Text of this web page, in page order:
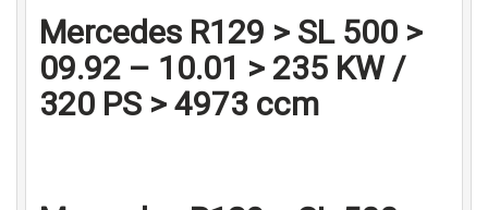
Mercedes R129 > SL 500 >
09.92 – 10.01 > 235 KW /
320 PS > 4973 ccm